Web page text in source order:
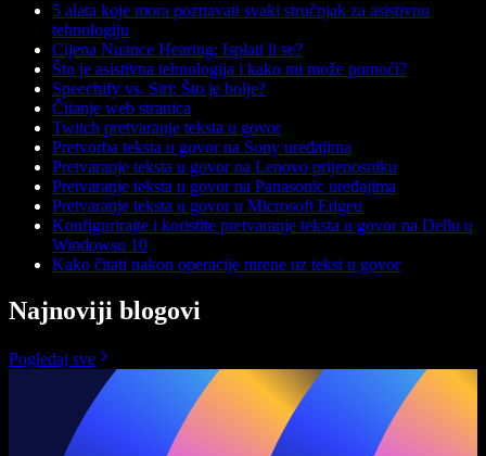
5 alata koje mora poznavati svaki stručnjak za asistivnu
tehnologiju
Cijena Nuance Hearing: Isplati li se?
Što je asistivna tehnologija i kako mi može pomoći?
Speechify vs. Siri: Što je bolje?
Čitanje web stranica
Twitch pretvaranje teksta u govor
Pretvorba teksta u govor na Sony uređajima
Pretvaranje teksta u govor na Lenovo prijenosniku
Pretvaranje teksta u govor na Panasonic uređajima
Pretvaranje teksta u govor u Microsoft Edgeu
Konfigurirajte i koristite pretvaranje teksta u govor na Dellu u
Windowsu 10
Kako čitati nakon operacije mrene uz tekst u govor
Najnoviji blogovi
Pogledaj sve